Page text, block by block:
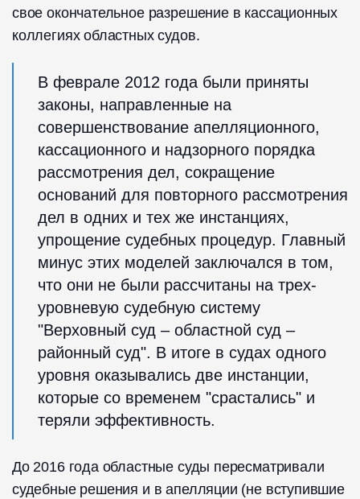
свое окончательное разрешение в кассационных
коллегиях областных судов.
В феврале 2012 года были приняты
законы, направленные на
совершенствование апелляционного,
кассационного и надзорного порядка
рассмотрения дел, сокращение
оснований для повторного рассмотрения
дел в одних и тех же инстанциях,
упрощение судебных процедур. Главный
минус этих моделей заключался в том,
что они не были рассчитаны на трех­
уровневую судебную систему
"Верховный суд – областной суд –
районный суд". В итоге в судах одного
уровня оказывались две инстанции,
которые со временем "срастались" и
теряли эффективность.
До 2016 года областные суды пересмат­ривали
судебные решения и в апелляции (не вступившие